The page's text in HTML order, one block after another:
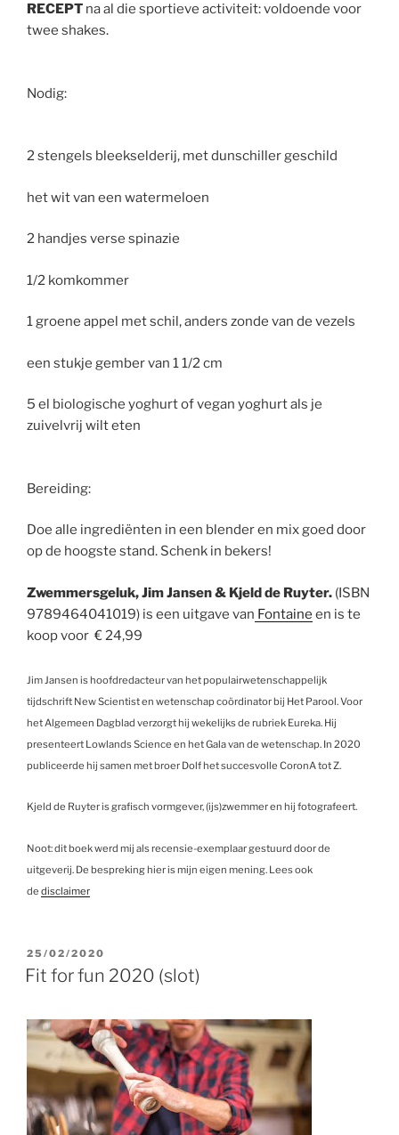
RECEPT na al die sportieve activiteit: voldoende voor
twee shakes.
Nodig:
2 stengels bleekselderij, met dunschiller geschild
het wit van een watermeloen
2 handjes verse spinazie
1/2 komkommer
1 groene appel met schil, anders zonde van de vezels
een stukje gember van 1 1/2 cm
5 el biologische yoghurt of vegan yoghurt als je
zuivelvrij wilt eten
Bereiding:
Doe alle ingrediënten in een blender en mix goed door
op de hoogste stand. Schenk in bekers!
Zwemmersgeluk, Jim Jansen & Kjeld de Ruyter. (ISBN
9789464041019) is een uitgave van Fontaine en is te
koop voor € 24,99
Jim Jansen is hoofdredacteur van het populairwetenschappelijk
tijdschrift New Scientist en wetenschap coördinator bij Het Parool. Voor
het Algemeen Dagblad verzorgt hij wekelijks de rubriek Eureka. Hij
presenteert Lowlands Science en het Gala van de wetenschap. In 2020
publiceerde hij samen met broer Dolf het succesvolle CoronA tot Z.
Kjeld de Ruyter is grafisch vormgever, (ijs)zwemmer en hij fotografeert.
Noot: dit boek werd mij als recensie-exemplaar gestuurd door de
uitgeverij. De bespreking hier is mijn eigen mening. Lees ook
de disclaimer
GEPLAATST
OP
25/02/2020
Fit for fun 2020 (slot)